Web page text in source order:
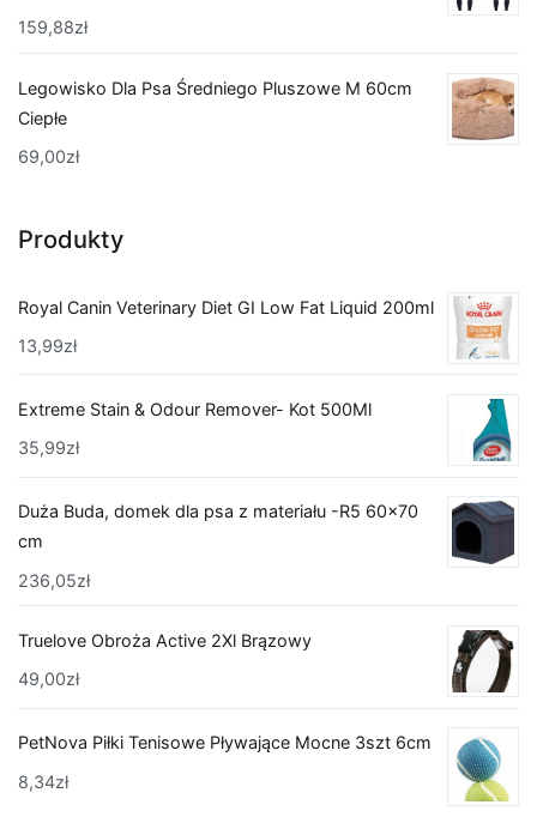
159,88zł
Legowisko Dla Psa Średniego Pluszowe M 60cm
Ciepłe
69,00zł
Produkty
Royal Canin Veterinary Diet GI Low Fat Liquid 200ml
13,99zł
Extreme Stain & Odour Remover- Kot 500Ml
35,99zł
Duża Buda, domek dla psa z materiału -R5 60x70
cm
236,05zł
Truelove Obroża Active 2Xl Brązowy
49,00zł
PetNova Piłki Tenisowe Pływające Mocne 3szt 6cm
8,34zł